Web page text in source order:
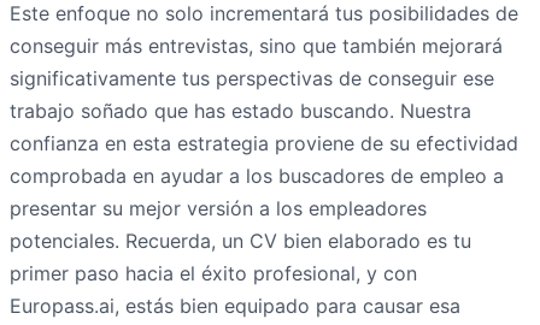
Este enfoque no solo incrementará tus posibilidades de
conseguir más entrevistas, sino que también mejorará
significativamente tus perspectivas de conseguir ese
trabajo soñado que has estado buscando. Nuestra
confianza en esta estrategia proviene de su efectividad
comprobada en ayudar a los buscadores de empleo a
presentar su mejor versión a los empleadores
potenciales. Recuerda, un CV bien elaborado es tu
primer paso hacia el éxito profesional, y con
Europass.ai, estás bien equipado para causar esa